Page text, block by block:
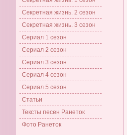
Секретная жизнь. 2 сезон
Секретная жизнь. 3 сезон
Сериал 1 сезон
Сериал 2 сезон
Сериал 3 сезон
Сериал 4 сезон
Сериал 5 сезон
Статьи
Тексты песен Ранеток
Фото Ранеток